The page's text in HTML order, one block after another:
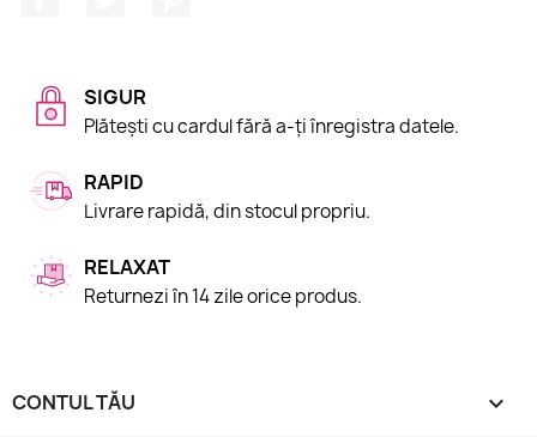
SIGUR
Plătești cu cardul fără a-ți înregistra datele.
RAPID
Livrare rapidă, din stocul propriu.
RELAXAT
Returnezi în 14 zile orice produs.
CONTUL TĂU 